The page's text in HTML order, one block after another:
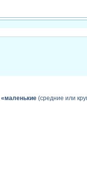
«маленькие(средние или